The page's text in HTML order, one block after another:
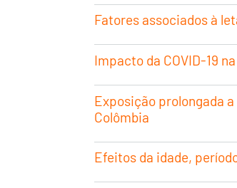
Fatores associados à
Impacto da COVID-19
Exposição prolongada
Colômbia
Efeitos da idade,